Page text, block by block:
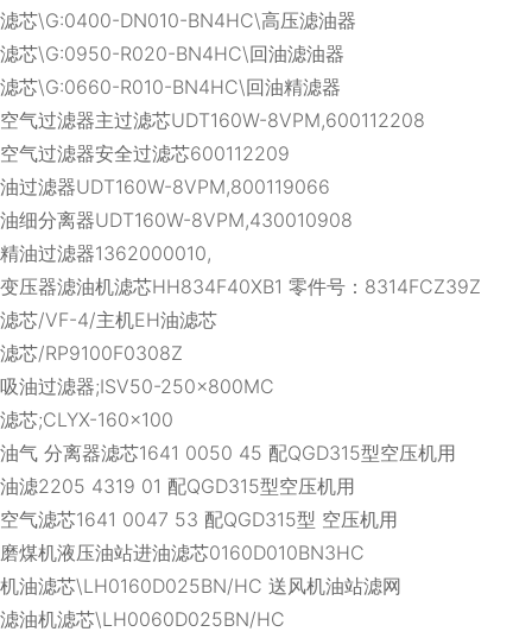
滤芯\G:0400-DN010-BN4HC\高压滤油器
滤芯\G:0950-R020-BN4HC\回油滤油器
滤芯\G:0660-R010-BN4HC\回油精滤器
空气过滤器主过滤芯UDT160W-8VPM,600112208
空气过滤器安全过滤芯600112209
油过滤器UDT160W-8VPM,800119066
油细分离器UDT160W-8VPM,430010908
精油过滤器1362000010,
变压器滤油机滤芯HH834F40XB1 零件号：8314FCZ39Z
滤芯/VF-4/主机EH油滤芯
滤芯/RP9100F0308Z
吸油过滤器;ISV50-250×800MC
滤芯;CLYX-160×100
油气 分离器滤芯1641 0050 45 配QGD315型空压机用
油滤2205 4319 01 配QGD315型空压机用
空气滤芯1641 0047 53 配QGD315型 空压机用
磨煤机液压油站进油滤芯0160D010BN3HC
机油滤芯\LH0160D025BN/HC 送风机油站滤网
滤油机滤芯\LH0060D025BN/HC